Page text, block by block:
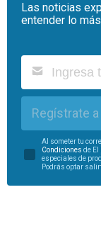
Las noticias
entender lo
Regístrate
Al someter tu
Condiciones de El
especiales de
Podrás optar